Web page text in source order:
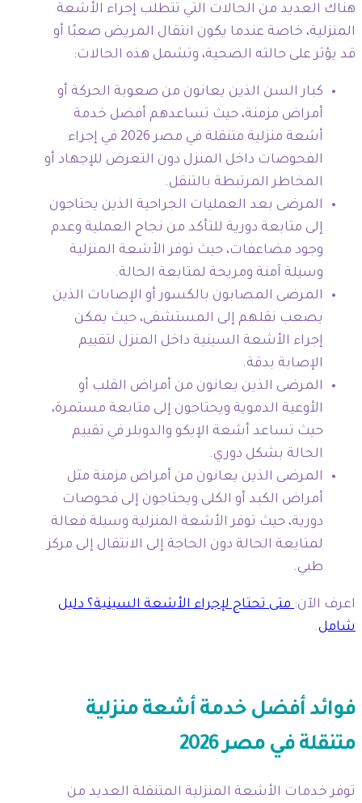
هناك العديد من الحالات التي تتطلب إجراء الأشعة
المنزلية، خاصة عندما يكون انتقال المريض صعبًا أو
قد يؤثر على حالته الصحية، وتشمل هذه الحالات:
كبار السن الذين يعانون من صعوبة الحركة أو
أمراض مزمنة، حيث تساعدهم أفضل خدمة
أشعة منزلية متنقلة في مصر 2026 في إجراء
الفحوصات داخل المنزل دون التعرض للإجهاد أو
المخاطر المرتبطة بالتنقل.
المرضى بعد العمليات الجراحية الذين يحتاجون
إلى متابعة دورية للتأكد من نجاح العملية وعدم
وجود مضاعفات، حيث توفر الأشعة المنزلية
وسيلة آمنة ومريحة لمتابعة الحالة.
المرضى المصابون بالكسور أو الإصابات الذين
يصعب نقلهم إلى المستشفى، حيث يمكن
إجراء الأشعة السينية داخل المنزل لتقييم
الإصابة بدقة.
المرضى الذين يعانون من أمراض القلب أو
الأوعية الدموية ويحتاجون إلى متابعة مستمرة،
حيث تساعد أشعة الإيكو والدوبلر في تقييم
الحالة بشكل دوري.
المرضى الذين يعانون من أمراض مزمنة مثل
أمراض الكبد أو الكلى ويحتاجون إلى فحوصات
دورية، حيث توفر الأشعة المنزلية وسيلة فعالة
لمتابعة الحالة دون الحاجة إلى الانتقال إلى مركز
طبي.
اعرف الآن:متى تحتاج لإجراء الأشعة السينية؟ دليل
شامل.
فوائد أفضل خدمة أشعة منزلية
متنقلة في مصر 2026
توفر خدمات الأشعة المنزلية المتنقلة العديد من